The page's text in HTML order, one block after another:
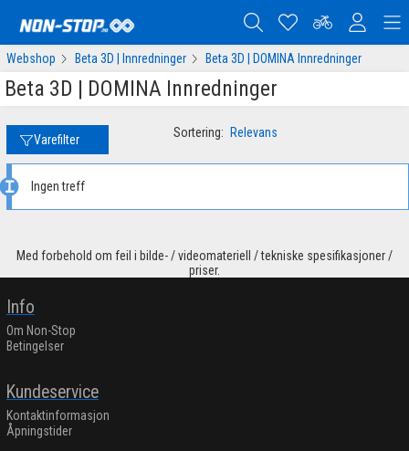
Webshop Beta 3D | Innredninger Beta 3D | DOMINA Innredninger
Beta 3D | DOMINA Innredninger
Varefilter Sortering: Relevans
Ingen treff
Med forbehold om feil i bilde- / videomateriell / tekniske spesifikasjoner /
priser.
Info
Om Non-Stop
Betingelser
Kundeservice
Kontaktinformasjon
Åpningstider